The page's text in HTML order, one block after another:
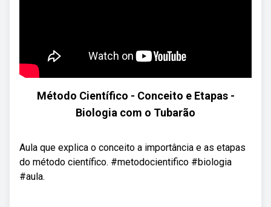
Método Científico - Conceito e Etapas -
Biologia com o Tubarão
Aula que explica o conceito a importância e as etapas
do método científico. #metodocientifico #biologia
#aula.